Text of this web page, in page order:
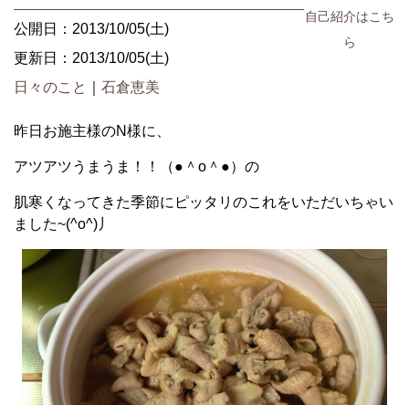
自己紹介はこち
ら
公開日：2013/10/05(土)
更新日：2013/10/05(土)
日々のこと
石倉恵美
昨日お施主様のN様に、
アツアツうまうま！！（●＾o＾●）の
肌寒くなってきた季節にピッタリのこれをいただいちゃい
ました~(^o^)丿